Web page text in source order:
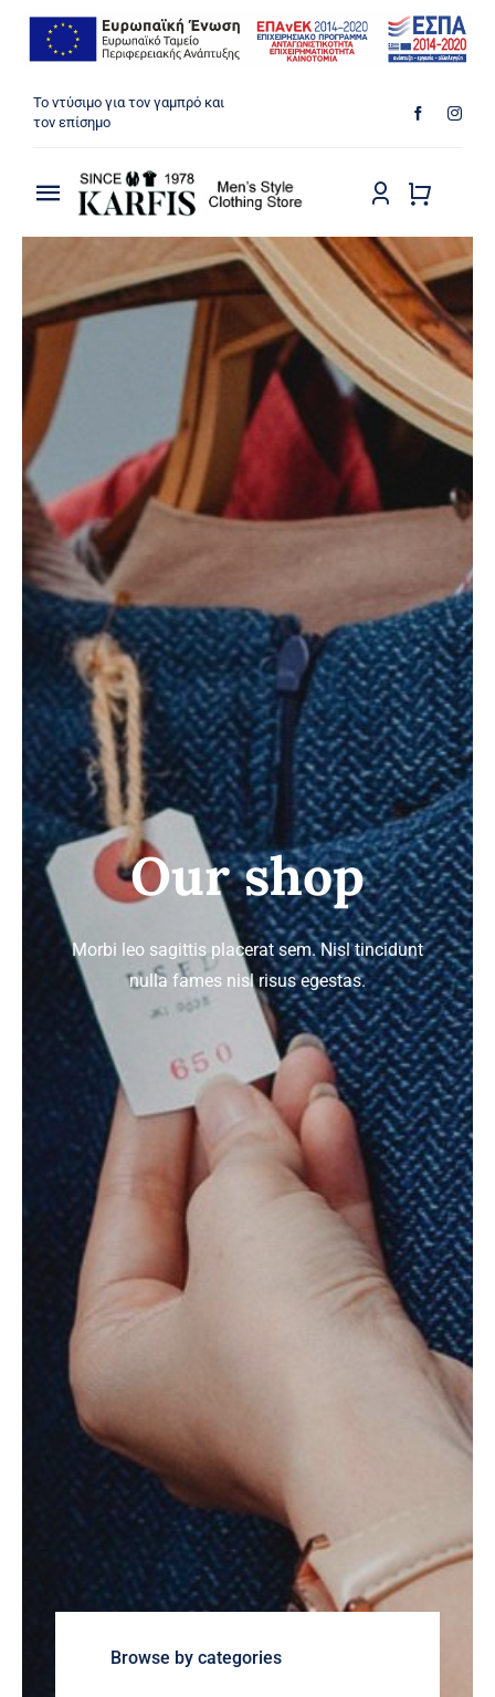
Μετάβαση
Το ντύσιμο για τον γαμπρό και
τον επίσημο
Toggle
Navigation
ΠΑΝΤΕΛΟΝΙΑ
ΜΠΟΥΦΑΝ
ΠΑΛΤΟ
ΣΑΚΑΚΙΑ
ΚΟΣΤΟΥΜΙΑ
GALLERY
Our shop
Morbi leo sagittis placerat sem. Nisl tincidunt
nulla fames nisl risus egestas.
Browse by categories